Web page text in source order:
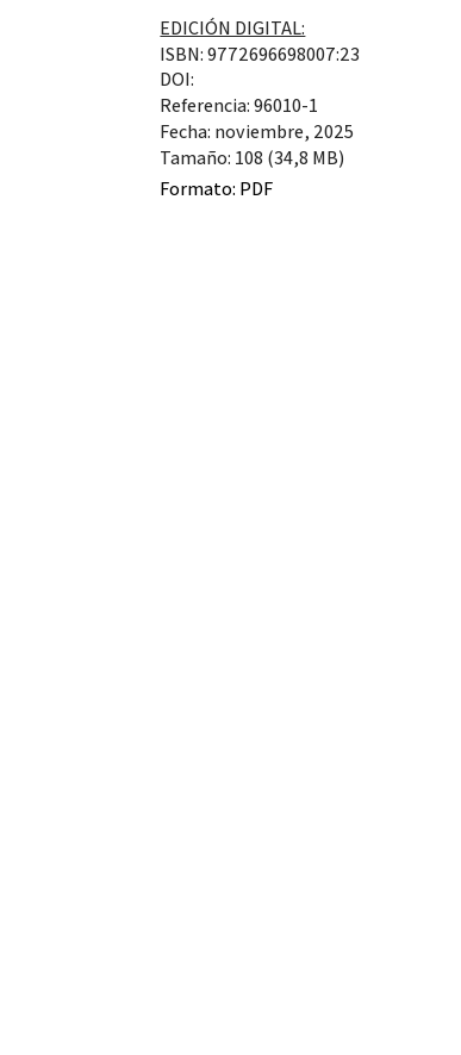
EDICIÓN DIGITAL:
ISBN: 9772696698007:23
DOI:
Referencia: 96010-1
Fecha: noviembre, 2025
Tamaño: 108 (34,8 MB)
Formato: PDF